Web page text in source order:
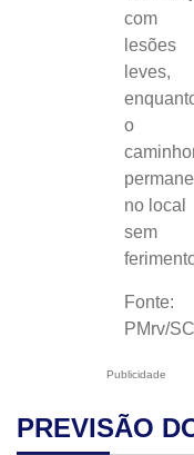
Publicidade
com
lesões
leves,
o
no local
sem
Fonte:
PMrv/SC
PREVISÃO